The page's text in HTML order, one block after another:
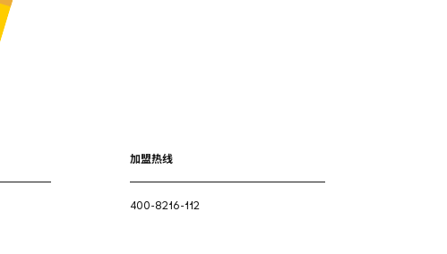
加盟热线
400-8216-112